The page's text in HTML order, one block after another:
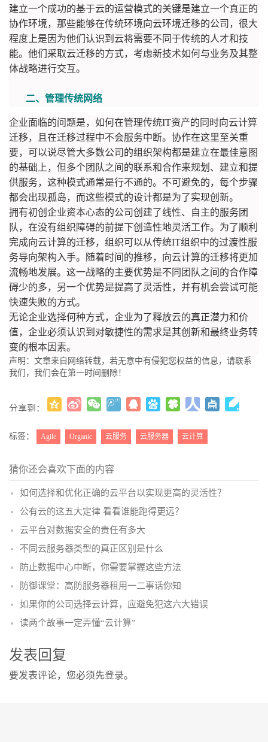
建立一个成功的基于云的运营模式的关键是建立一个真正的
协作环境，那些能够在传统环境向云环境迁移的公司，很大
程度上是因为他们认识到云将需要不同于传统的人才和技
能。他们采取云迁移的方式，考虑新技术如何与业务及其整
体战略进行交互。
二、管理传统网络
企业面临的问题是，如何在管理传统IT资产的同时向云计算
迁移，且在迁移过程中不会服务中断。协作在这里至关重
要，可以说尽管大多数公司的组织架构都是建立在最佳意图
的基础上，但多个团队之间的联系和合作来规划、建立和提
供服务，这种模式通常是行不通的。不可避免的，每个步骤
都会出现孤岛，而这些模式的设计都是为了实现创新。
拥有初创企业资本心态的公司创建了线性、自主的服务团
队，在没有组织障碍的前提下创造性地灵活工作。为了顺利
完成向云计算的迁移，组织可以从传统IT组织中的过渡性服
务导向架构入手。随着时间的推移，向云计算的迁移将更加
流畅地发展。这一战略的主要优势是不同团队之间的合作障
碍少的多，另一个优势是提高了灵活性，并有机会尝试可能
快速失败的方式。
无论企业选择何种方式，企业为了释放云的真正潜力和价
值，企业必须认识到对敏捷性的需求是其创新和最终业务转
变的根本因素。
声明：文章来自网络转载，若无意中有侵犯您权益的信息，请联系
我们，我们会在第一时间删除！
分享到：
( )
标签： Agile Organic 云服务 云服务器 云计算
猜你还会喜欢下面的内容
如何选择和优化正确的云平台以实现更高的灵活性？
公有云的这五大定律 看看谁能跑得更远？
云平台对数据安全的责任有多大
不同云服务器类型的真正区别是什么
防止数据中心中断，你需要掌握这些方法
防御课堂：高防服务器租用一二事话你知
如果你的公司选择云计算，应避免犯这六大错误
读两个故事一定弄懂“云计算”
发表回复
要发表评论，您必须先登录。